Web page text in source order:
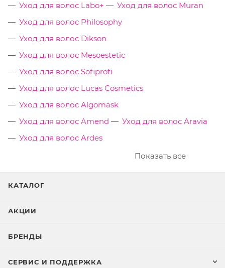
Уход для волос Labo+
Уход для волос Muran
Уход для волос Philosophy
Уход для волос Dikson
Уход для волос Mesoestetic
Уход для волос Sofiprofi
Уход для волос Lucas Cosmetics
Уход для волос Algomask
Уход для волос Amend
Уход для волос Aravia
Уход для волос Ardes
Показать все
КАТАЛОГ
АКЦИИ
БРЕНДЫ
СЕРВИС И ПОДДЕРЖКА